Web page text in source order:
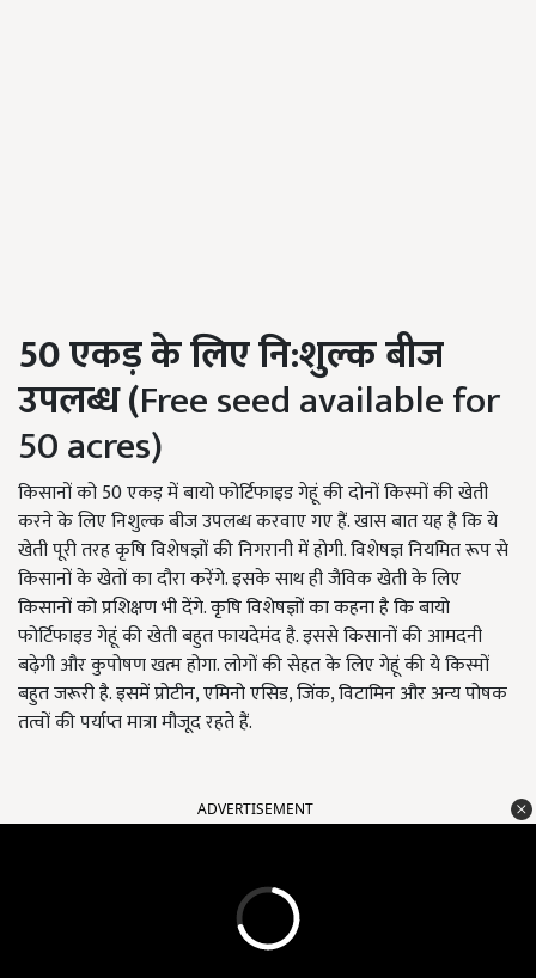
50एकड़ के लिए नि:शुल्क बीज
उपलब्ध (Free seed available for
50 acres)
किसानों को 50एकड़ में बायो फोर्टिफाइड गेहूं की दोनों किस्मों की खेती
करने के लिए निशुल्क बीज उपलब्ध करवाए गए हैं. खास बात यह है कि ये
खेती पूरी तरह कृषि विशेषज्ञों की निगरानी में होगी. विशेषज्ञ नियमित रूप से
किसानों के खेतों का दौरा करेंगे. इसके साथ ही जैविक खेती के लिए
किसानों को प्रशिक्षण भी देंगे. कृषि विशेषज्ञों का कहना है कि बायो
फोर्टिफाइड गेहूं की खेती बहुत फायदेमंद है. इससे किसानों की आमदनी
बढ़ेगी और कुपोषण खत्म होगा. लोगों की सेहत के लिए गेहूं की ये किस्मों
बहुत जरूरी है. इसमें प्रोटीन, एमिनो एसिड, जिंक, विटामिन और अन्य पोषक
तत्वों की पर्याप्त मात्रा मौजूद रहते हैं.
ADVERTISEMENT